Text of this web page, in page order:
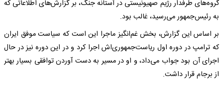
گروه‌های طرفدار رژیم صهیونیستی در آستانه جنگ، بر گزارش‌های اطلاعاتی که
به رئیس‌جمهور می‌رسید، غالب بود.
بر اساس این گزارش، بخش غم‌انگیز ماجرا این است که سیاست موفق ایران
که ترامپ در دوره اول ریاست‌جمهوری‌اش اجرا کرد و در این دوره نیز در حال
اجرای آن بود جواب می‌داد، و او در مسیر به دست آوردن توافقی بسیار بهتر
از برجام قرار داشت.